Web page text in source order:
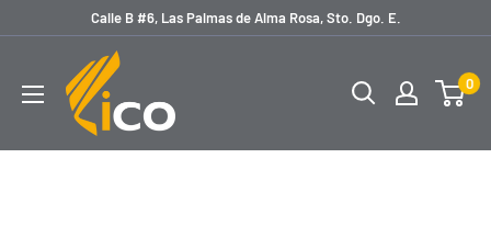
contenido
Calle B #6, Las Palmas de Alma Rosa, Sto. Dgo. E.
licoferreteria
0